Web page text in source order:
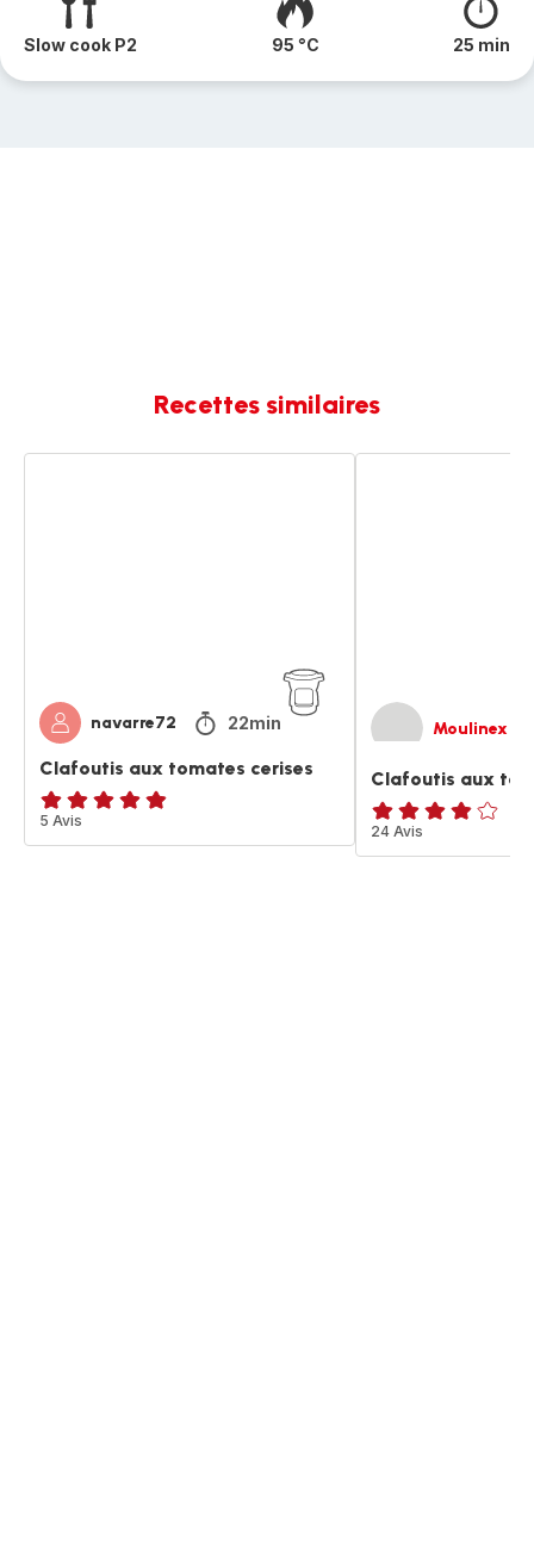
Slow cook P2 95 °C 25 min
Recettes similaires
navarre72 22min
Clafoutis aux tomates cerises
ratings.4.8
5 Avis
Moulinex
Clafoutis aux
ratings.3.8
24 Avis